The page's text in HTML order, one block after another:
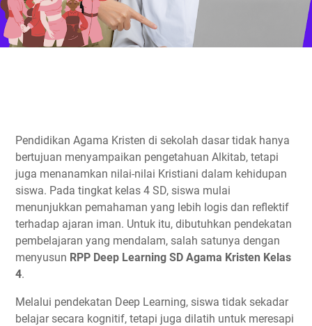
Pendidikan Agama Kristen di sekolah dasar tidak hanya
bertujuan menyampaikan pengetahuan Alkitab, tetapi
juga menanamkan nilai-nilai Kristiani dalam kehidupan
siswa. Pada tingkat kelas 4 SD, siswa mulai
menunjukkan pemahaman yang lebih logis dan reflektif
terhadap ajaran iman. Untuk itu, dibutuhkan pendekatan
pembelajaran yang mendalam, salah satunya dengan
menyusun RPP Deep Learning SD Agama Kristen Kelas
4.
Melalui pendekatan Deep Learning, siswa tidak sekadar
belajar secara kognitif, tetapi juga dilatih untuk meresapi